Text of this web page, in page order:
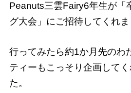
Peanuts三雲Fairy6年生が「
グ大会」にご招待してくれま
行ってみたら約1か月先のわ
ティーもこっそり企画して
た。